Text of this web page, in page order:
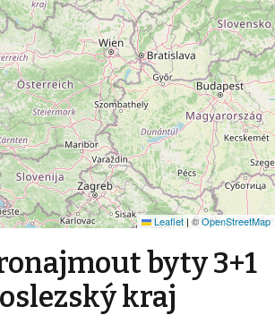
Leaflet | ©OpenStreetMap
byty 3+1
kraj